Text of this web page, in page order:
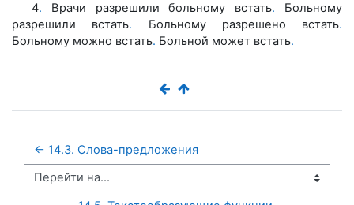
4. Врачи разрешили больному встать. Больному
разрешили встать. Больному разрешено встать.
Больному можно встать. Больной может встать.
← 14.3. Слова-предложения
Перейти на...